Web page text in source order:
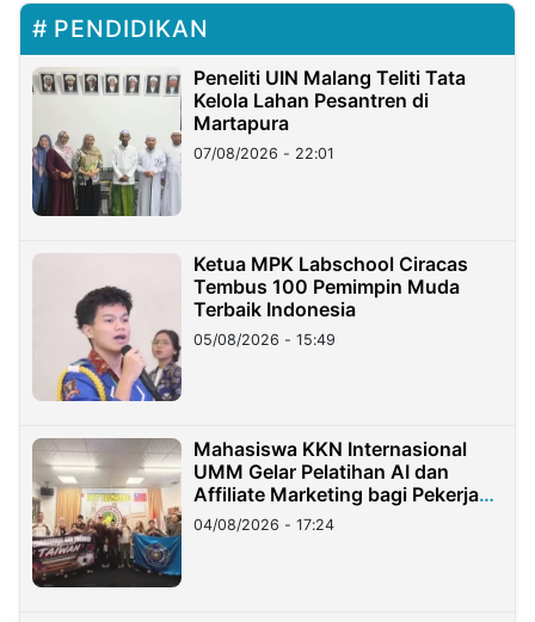
PENDIDIKAN
Peneliti UIN Malang Teliti Tata
Kelola Lahan Pesantren di
Martapura
07/08/2026 - 22:01
Ketua MPK Labschool Ciracas
Tembus 100 Pemimpin Muda
Terbaik Indonesia
05/08/2026 - 15:49
Mahasiswa KKN Internasional
UMM Gelar Pelatihan AI dan
Affiliate Marketing bagi Pekerja
Migran Indonesia di Taiwan
04/08/2026 - 17:24